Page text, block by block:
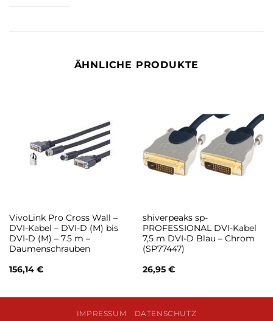
ÄHNLICHE PRODUKTE
VivoLink Pro Cross Wall –
DVI-Kabel – DVI-D (M) bis
DVI-D (M) – 7.5 m –
Daumenschrauben
156,14 €
shiverpeaks sp-
PROFESSIONAL DVI-Kabel
7,5 m DVI-D Blau – Chrom
(SP77447)
26,95 €
IMPRESSUM DATENSCHUTZ